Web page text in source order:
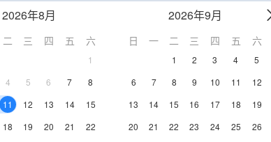
2026年8月
二 三 四 五 六
1
4 5 6 7
8
11 12 13 14
15
18 19 20 21
22
2026年9月
日 一 二 三 四 五 六
1 2 3 4
5
6
7 8 9 10 11
12
13
14 15 16 17 18
19
20
21 22 23 24 25
26